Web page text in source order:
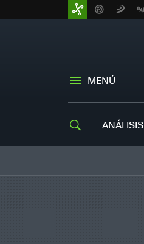
MENÚ
ANÁLISIS